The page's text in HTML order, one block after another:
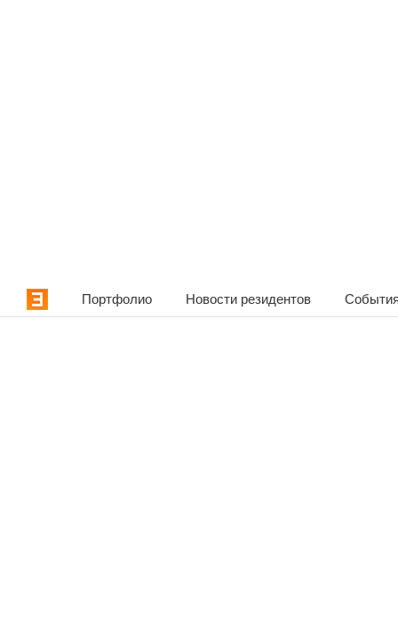
Портфолио Новости резидентов